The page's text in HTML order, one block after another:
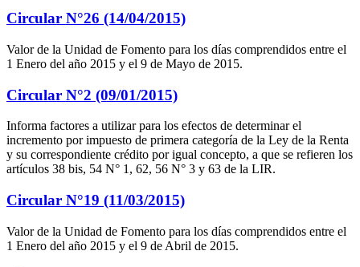
Circular N°26 (14/04/2015)
Valor de la Unidad de Fomento para los días comprendidos entre el
1 Enero del año 2015 y el 9 de Mayo de 2015.
Circular N°2 (09/01/2015)
Informa factores a utilizar para los efectos de determinar el
incremento por impuesto de primera categoría de la Ley de la Renta
y su correspondiente crédito por igual concepto, a que se refieren los
artículos 38 bis, 54 N° 1, 62, 56 N° 3 y 63 de la LIR.
Circular N°19 (11/03/2015)
Valor de la Unidad de Fomento para los días comprendidos entre el
1 Enero del año 2015 y el 9 de Abril de 2015.